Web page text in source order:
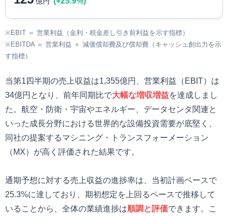
※EBIT ＝ 営業利益（金利・税金差し引き前利益を示す指標）
※EBITDA ＝ 営業利益 ＋ 減価償却費及び償却費（キャッシュ創出力を示
す指標）
当第1四半期の売上収益は1,355億円、営業利益（EBIT）は
34億円となり、前年同期比で大幅な増収増益を達成しまし
た。航空・防衛・宇宙やエネルギー、データセンタ関連と
いった成長分野における世界的な設備投資需要が底堅く、
同社の提案するマシニング・トランスフォーメーション
（MX）が高く評価された結果です。
通期予想に対する売上収益の進捗率は、当初計画ベースで
25.3%に達しており、期初想定を上回るペースで推移して
いることから、全体の業績進捗は順調と評価できます。こ